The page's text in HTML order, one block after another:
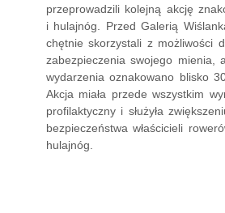
przeprowadzili kolejną akcję
i hulajnóg. Przed Galerią
chętnie skorzystali z możliwości
zabezpieczenia swojego mienia,
wydarzenia oznakowano blisko
Akcja miała przede wszystkim
profilaktyczny i służyła
bezpieczeństwa właścicieli
hulajnóg.